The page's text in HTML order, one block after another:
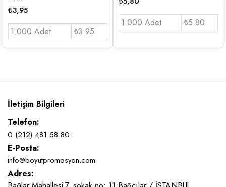
₺3,95
1.000 Adet ₺3.95
1.000 Adet ₺5.80
İletişim Bilgileri
Telefon:
0 (212) 481 58 80
E-Posta:
info@boyutpromosyon.com
Adres: